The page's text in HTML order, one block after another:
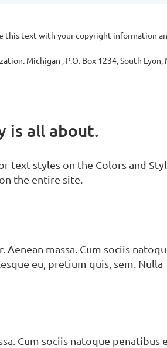
this text with your copyright information
Michigan , P.O. Box 1234, South Lyon,
is all about.
text styles on the Colors and
the entire site.
massa. Cum sociis
eu, pretium quis, sem. Nulla
Cum sociis natoque penatibus